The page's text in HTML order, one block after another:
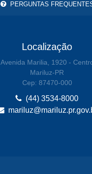
PERGUNTAS
Localização
Avenida Marilia, 1920 -
Mariluz-PR
Cep: 87470-000
(44) 3534-8000